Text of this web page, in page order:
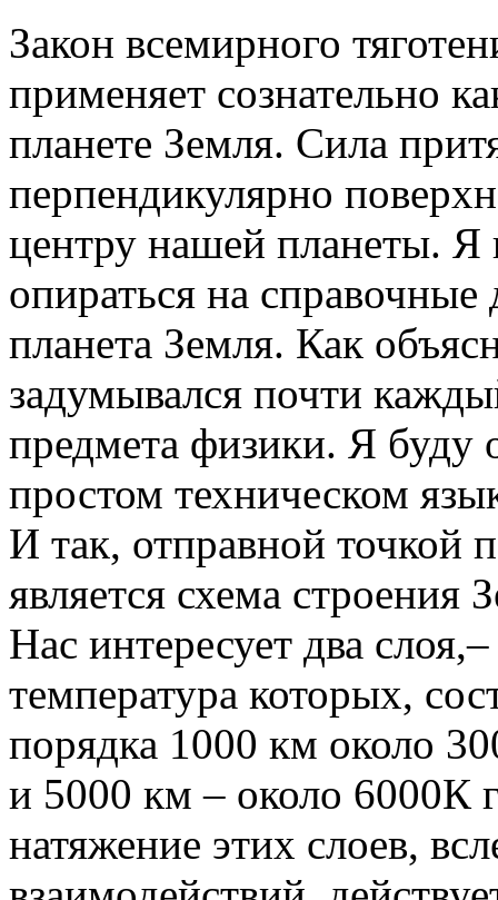
Закон всемирного
применяет сознательно
планете Земля. Сила
перпендикулярно
центру нашей планеты. Я
опираться на
планета Земля. Как
задумывался почти
предмета физики. Я буду
простом техническом
И так, отправной точкой
является схема строения
Нас интересует два
температура которых,
порядка 1000 км около
и 5000 км – около 6000К
натяжение этих слоев,